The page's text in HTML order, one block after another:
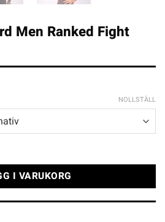
Men Ranked Fight
NOLLSTÄLL
Fight Club brun mängd
I VARUKORG